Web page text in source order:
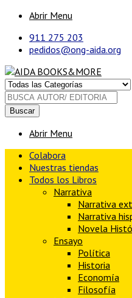
Abrir Menu
911 275 203
pedidos@ong-aida.org
Buscar
Abrir Menu
Colabora
Nuestras tiendas
Todos los Libros
Narrativa
Narrativa
Narrativa
Novela
Ensayo
Política
Historia
Economía
Filosofía